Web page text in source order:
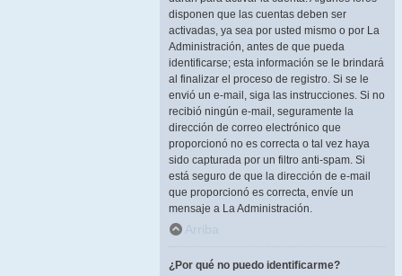
disponen que las cuentas deben ser
activadas, ya sea por usted mismo o por La
Administración, antes de que pueda
identificarse; esta información se le brindará
al finalizar el proceso de registro. Si se le
envió un e-mail, siga las instrucciones. Si no
recibió ningún e-mail, seguramente la
dirección de correo electrónico que
proporcionó no es correcta o tal vez haya
sido capturada por un filtro anti-spam. Si
está seguro de que la dirección de e-mail
que proporcionó es correcta, envíe un
mensaje a La Administración.
Arriba
¿Por qué no puedo identificarme?